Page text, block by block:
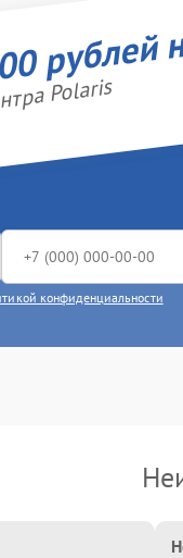
Polaris
конфиденциальности